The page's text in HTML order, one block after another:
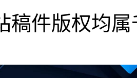
稿件版权均